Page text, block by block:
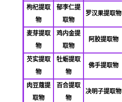
枸杞提取
物
郁李仁提
取物
罗汉果提取物
麦芽提取
物
鸡内金提
取物
阿胶提取物
芡实提取
物
牡蛎提取
物
佛手提取物
肉豆蔻提
取物
百合提取
物
决明子提取物